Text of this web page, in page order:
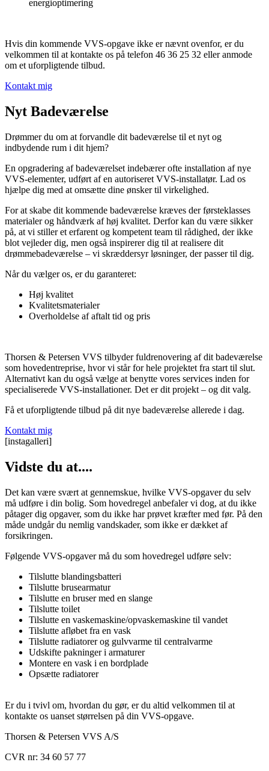
energioptimering
Hvis din kommende VVS-opgave ikke er nævnt ovenfor, er du
velkommen til at kontakte os på telefon 46 36 25 32 eller anmode
om et uforpligtende tilbud.
Kontakt mig
Nyt Badeværelse
Drømmer du om at forvandle dit badeværelse til et nyt og
indbydende rum i dit hjem?
En opgradering af badeværelset indebærer ofte installation af nye
VVS-elementer, udført af en autoriseret VVS-installatør. Lad os
hjælpe dig med at omsætte dine ønsker til virkelighed.
For at skabe dit kommende badeværelse kræves der førsteklasses
materialer og håndværk af høj kvalitet. Derfor kan du være sikker
på, at vi stiller et erfarent og kompetent team til rådighed, der ikke
blot vejleder dig, men også inspirerer dig til at realisere dit
drømmebadeværelse – vi skræddersyr løsninger, der passer til dig.
Når du vælger os, er du garanteret:
Høj kvalitet
Kvalitetsmaterialer
Overholdelse af aftalt tid og pris
Thorsen & Petersen VVS tilbyder fuldrenovering af dit badeværelse
som hovedentreprise, hvor vi står for hele projektet fra start til slut.
Alternativt kan du også vælge at benytte vores services inden for
specialiserede VVS-installationer. Det er dit projekt – og dit valg.
Få et uforpligtende tilbud på dit nye badeværelse allerede i dag.
Kontakt mig
[instagalleri]
Vidste du at....
Det kan være svært at gennemskue, hvilke VVS-opgaver du selv
må udføre i din bolig. Som hovedregel anbefaler vi dog, at du ikke
påtager dig opgaver, som du ikke har prøvet kræfter med før. På den
måde undgår du nemlig vandskader, som ikke er dækket af
forsikringen.
Følgende VVS-opgaver må du som hovedregel udføre selv:
Tilslutte blandingsbatteri
Tilslutte brusearmatur
Tilslutte en bruser med en slange
Tilslutte toilet
Tilslutte en vaskemaskine/opvaskemaskine til vandet
Tilslutte afløbet fra en vask
Tilslutte radiatorer og gulvvarme til centralvarme
Udskifte pakninger i armaturer
Montere en vask i en bordplade
Opsætte radiatorer
Er du i tvivl om, hvordan du gør, er du altid velkommen til at
kontakte os uanset størrelsen på din VVS-opgave.
Thorsen & Petersen VVS A/S
CVR nr: 34 60 57 77